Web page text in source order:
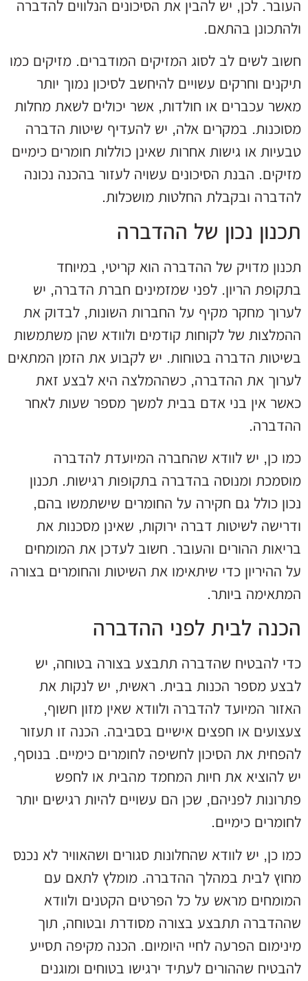
העובר. לכן, יש להבין את הסיכונים הנלווים להדברה
ולהתכונן בהתאם.
חשוב לשים לב לסוג המזיקים המודברים. מזיקים כמו
תיקנים וחרקים עשויים להיחשב לסיכון נמוך יותר
מאשר עכברים או חולדות, אשר יכולים לשאת מחלות
מסוכנות. במקרים אלה, יש להעדיף שיטות הדברה
טבעיות או גישות אחרות שאינן כוללות חומרים כימיים
מזיקים. הבנת הסיכונים עשויה לעזור בהכנה נכונה
להדברה ובקבלת החלטות מושכלות.
תכנון נכון של ההדברה
תכנון מדויק של ההדברה הוא קריטי, במיוחד
בתקופת הריון. לפני שמזמינים חברת הדברה, יש
לערוך מחקר מקיף על החברות השונות, לבדוק את
ההמלצות של לקוחות קודמים ולוודא שהן משתמשות
בשיטות הדברה בטוחות. יש לקבוע את הזמן המתאים
לערוך את ההדברה, כשההמלצה היא לבצע זאת
כאשר אין בני אדם בבית למשך מספר שעות לאחר
ההדברה.
כמו כן, יש לוודא שהחברה המיועדת להדברה
מוסמכת ומנוסה בהדברה בתקופות רגישות. תכנון
נכון כולל גם חקירה על החומרים שישתמשו בהם,
ודרישה לשיטות דברה ירוקות, שאינן מסכנות את
בריאות ההורים והעובר. חשוב לעדכן את המומחים
על ההיריון כדי שיתאימו את השיטות והחומרים בצורה
המתאימה ביותר.
הכנה לבית לפני ההדברה
כדי להבטיח שהדברה תתבצע בצורה בטוחה, יש
לבצע מספר הכנות בבית. ראשית, יש לנקות את
האזור המיועד להדברה ולוודא שאין מזון חשוף,
צעצועים או חפצים אישיים בסביבה. הכנה זו תעזור
להפחית את הסיכון לחשיפה לחומרים כימיים. בנוסף,
יש להוציא את חיות המחמד מהבית או לחפש
פתרונות לפניהם, שכן הם עשויים להיות רגישים יותר
לחומרים כימיים.
כמו כן, יש לוודא שהחלונות סגורים ושהאוויר לא נכנס
מחוץ לבית במהלך ההדברה. מומלץ לתאם עם
המומחים מראש על כל הפרטים הקטנים ולוודא
שההדברה תתבצע בצורה מסודרת ובטוחה, תוך
מינימום הפרעה לחיי היומיום. הכנה מקיפה תסייע
להבטיח שההורים לעתיד ירגישו בטוחים ומוגנים